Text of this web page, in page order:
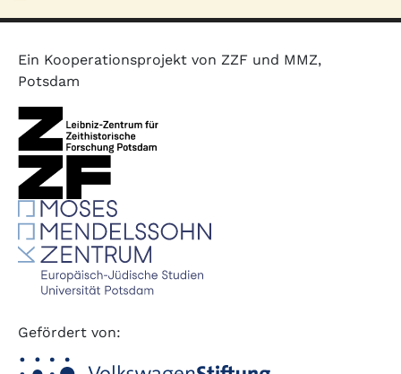
Ein Kooperationsprojekt von ZZF und MMZ,
Potsdam
Gefördert von: